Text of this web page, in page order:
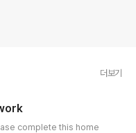
하고 싶습니다.
더보기
complete this home